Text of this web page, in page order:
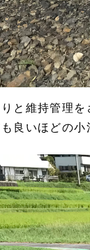
と維持管理
良いほどの